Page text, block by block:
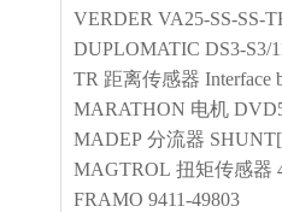
VERDER VA25-SS-SS-
DUPLOMATIC DS3-S3/
TR 距离传感器 Interface
MARATHON 电机
MADEP 分流器
MAGTROL 扭矩传感器
FRAMO 9411-49803